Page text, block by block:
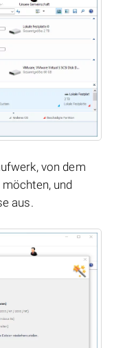
von dem
und
aus.